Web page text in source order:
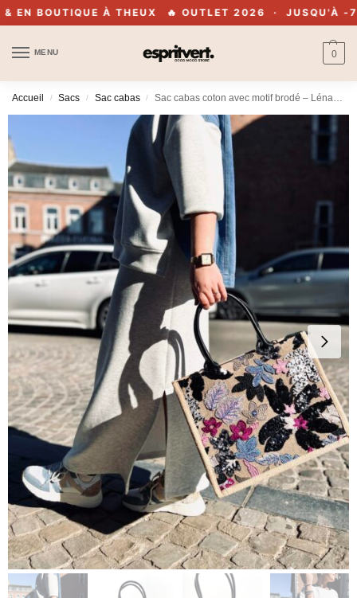
À THEUX 🔥 OUTLET 2026 · JUSQU'À -70%
MENU 0
Accueil / Sacs / Sac cabas / Sac cabas coton avec motif brodé – Léna – noir